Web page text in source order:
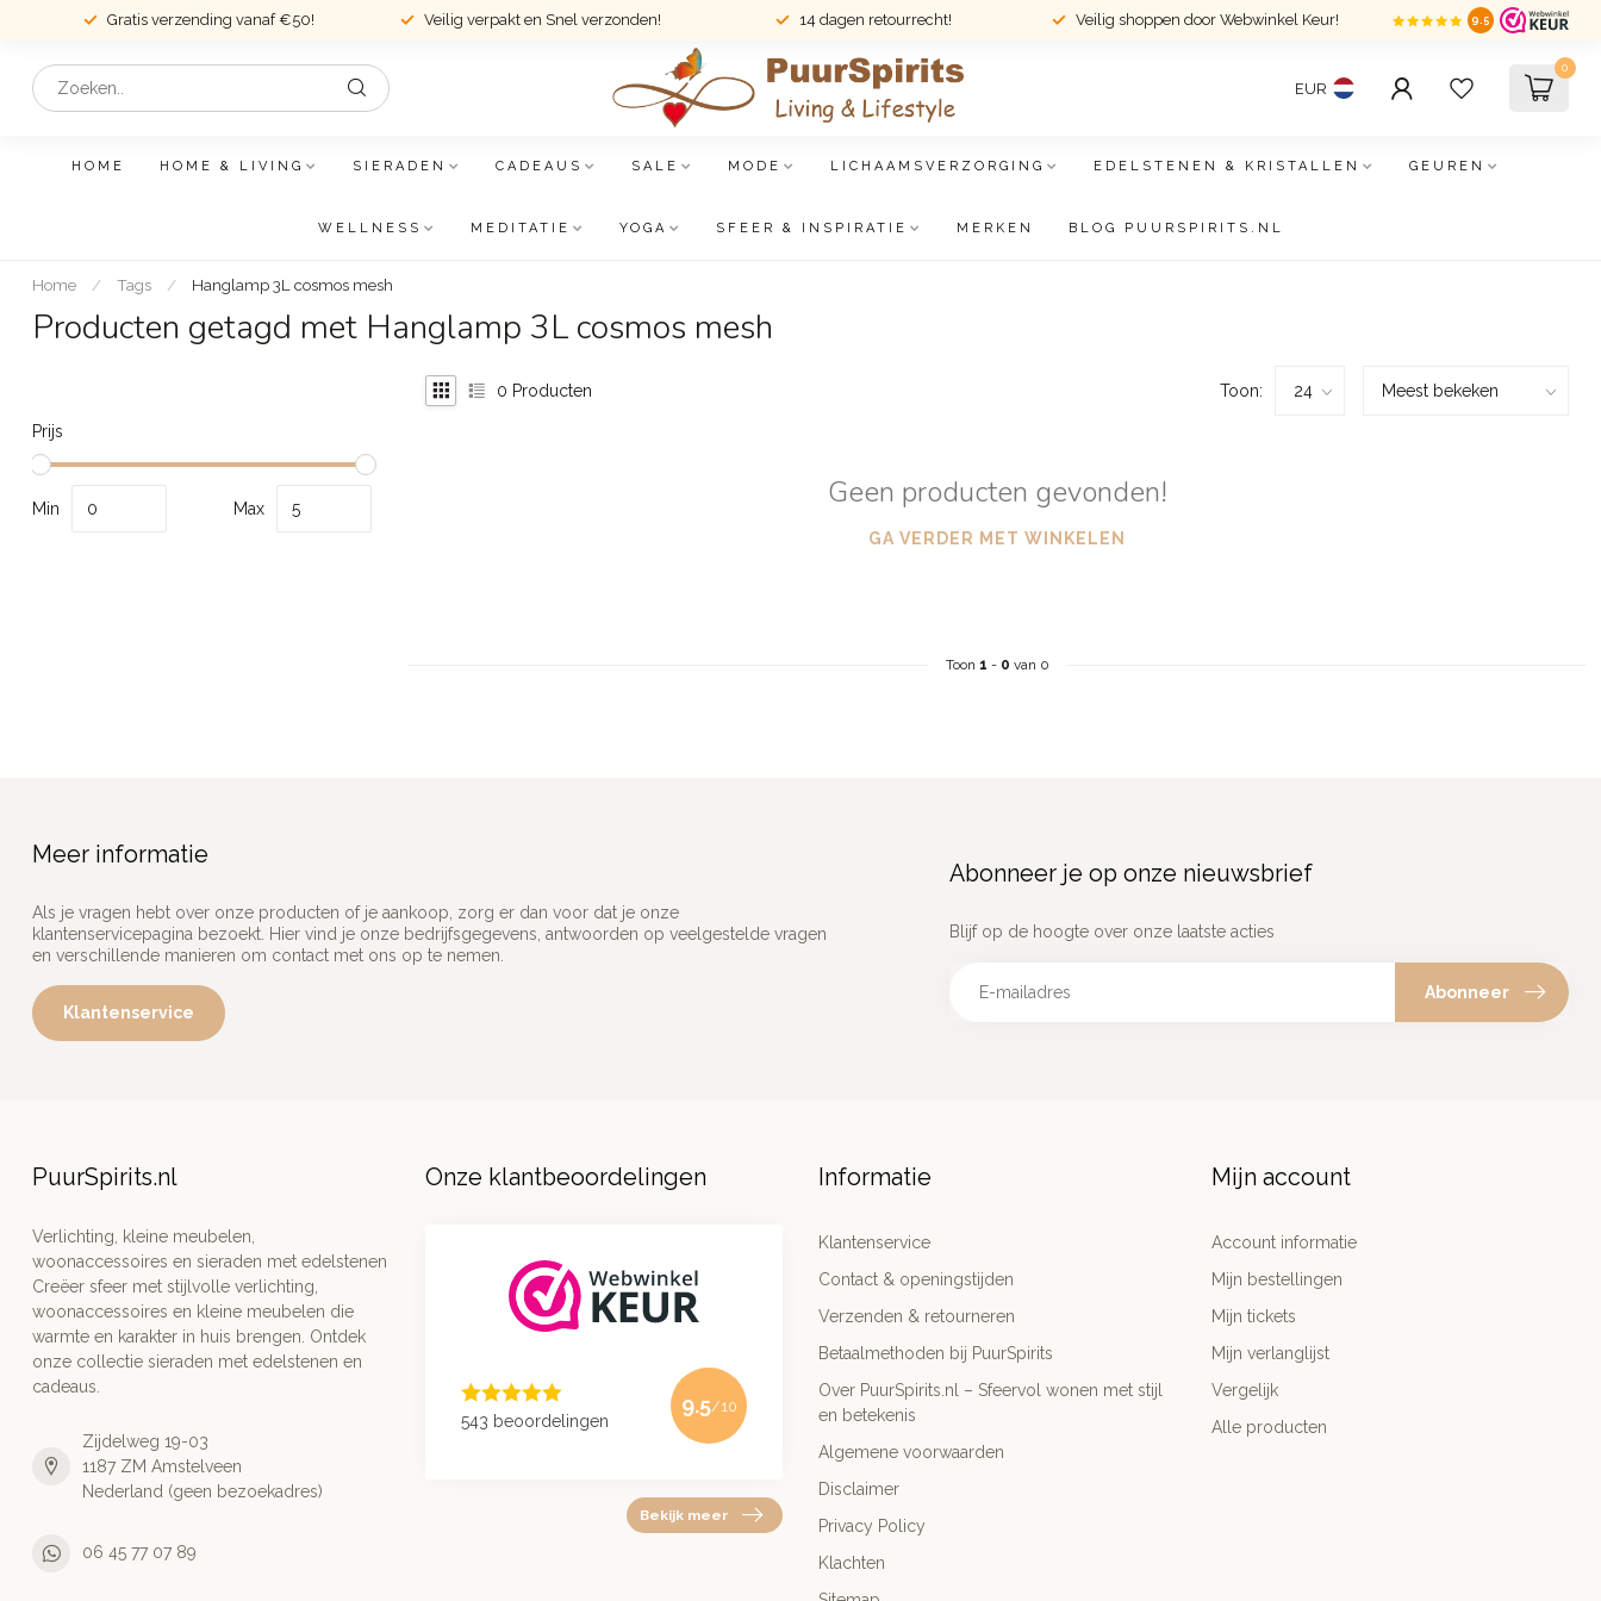
Gratis verzending vanaf €50! Veilig verpakt en Snel verzonden! 14 dagen retourrecht! Veilig shoppen door Webwinkel Keur! 9.5
EUR
0
HOME HOME & LIVING SIERADEN CADEAUS SALE MODE LICHAAMSVERZORGING EDELSTENEN & KRISTALLEN GEUREN
WELLNESS MEDITATIE YOGA SFEER & INSPIRATIE MERKEN BLOG PUURSPIRITS.NL
Home / Tags / Hanglamp 3L cosmos mesh
Producten getagd met Hanglamp 3L cosmos mesh
Prijs
Min Max
0 Producten Toon:
Geen producten gevonden!
GA VERDER MET WINKELEN
Toon 1 - 0 van 0
Meer informatie
Als je vragen hebt over onze producten of je aankoop, zorg er dan voor dat je onze
klantenservicepagina bezoekt. Hier vind je onze bedrijfsgegevens, antwoorden op veelgestelde vragen
en verschillende manieren om contact met ons op te nemen.
Klantenservice
Abonneer je op onze nieuwsbrief
Blijf op de hoogte over onze laatste acties
Abonneer
PuurSpirits.nl
Verlichting, kleine meubelen,
woonaccessoires en sieraden met edelstenen
Creëer sfeer met stijlvolle verlichting,
woonaccessoires en kleine meubelen die
warmte en karakter in huis brengen. Ontdek
onze collectie sieraden met edelstenen en
cadeaus.
Zijdelweg 19-03
1187 ZM Amstelveen
Nederland (geen bezoekadres)
06 45 77 07 89
Onze klantbeoordelingen
543 beoordelingen
9.5/10
Bekijk meer
Informatie
Klantenservice
Contact & openingstijden
Verzenden & retourneren
Betaalmethoden bij PuurSpirits
Over PuurSpirits.nl – Sfeervol wonen met stijl
en betekenis
Algemene voorwaarden
Disclaimer
Privacy Policy
Klachten
Mijn account
Account informatie
Mijn bestellingen
Mijn tickets
Mijn verlanglijst
Vergelijk
Alle producten